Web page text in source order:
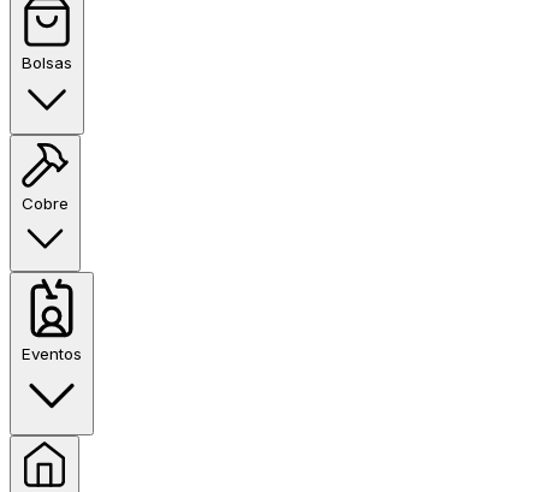
Bolsas
Cobre
Eventos